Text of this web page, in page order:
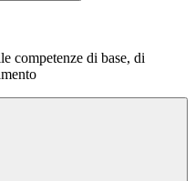
competenze di base, di